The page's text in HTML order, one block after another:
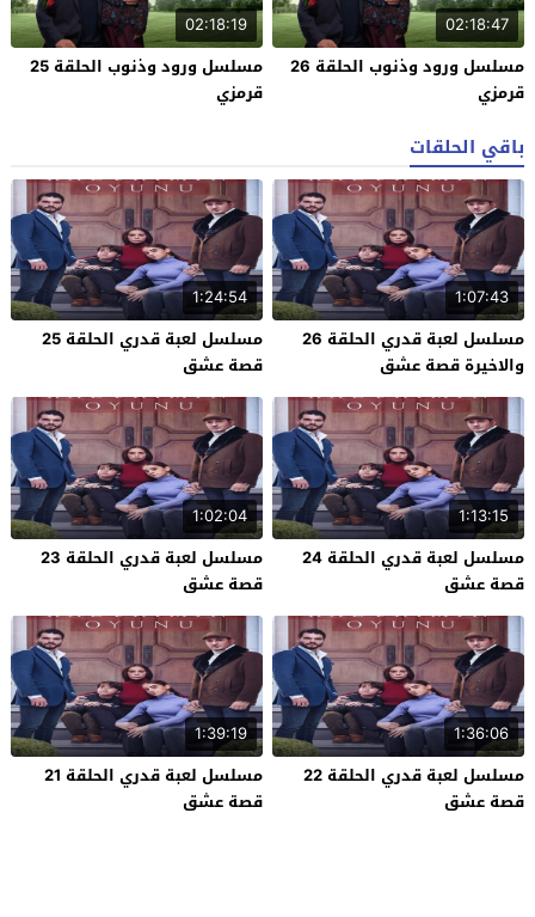
02:18:47
مسلسل ورود وذنوب الحلقة 26
قرمزي
02:18:19
مسلسل ورود وذنوب الحلقة 25
قرمزي
باقي الحلقات
1:07:43
مسلسل لعبة قدري الحلقة 26
والاخيرة قصة عشق
1:24:54
مسلسل لعبة قدري الحلقة 25
قصة عشق
1:13:15
مسلسل لعبة قدري الحلقة 24
قصة عشق
1:02:04
مسلسل لعبة قدري الحلقة 23
قصة عشق
1:36:06
مسلسل لعبة قدري الحلقة 22
قصة عشق
1:39:19
مسلسل لعبة قدري الحلقة 21
قصة عشق